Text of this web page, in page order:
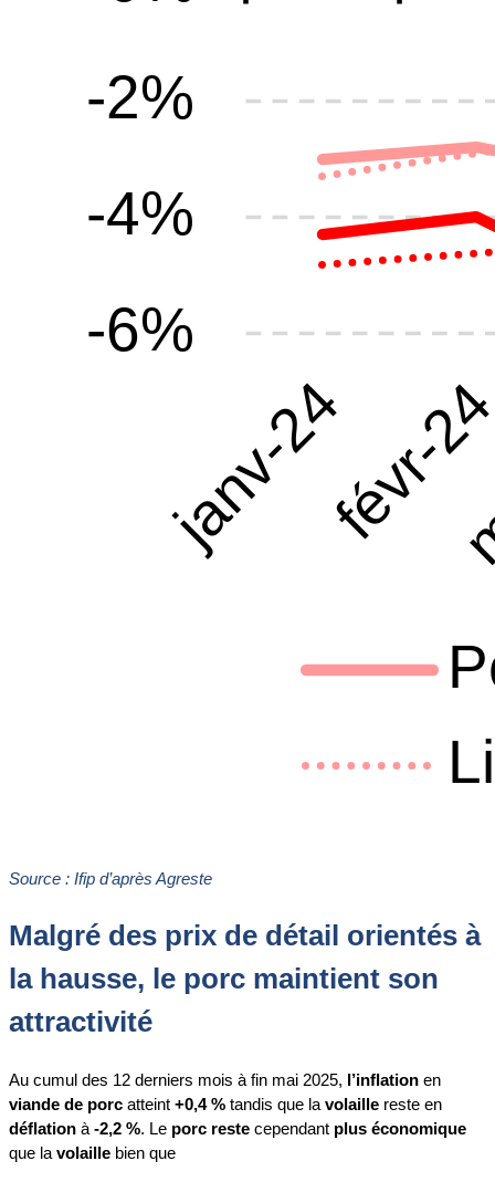
Source : Ifip d’après Agreste
Malgré des prix de détail orientés à
la hausse, le porc maintient son
attractivité
Au cumul des 12 derniers mois à fin mai 2025, l’inflation en
viande de porc atteint +0,4 % tandis que la volaille reste en
déflation à -2,2 %. Le porc reste cependant plus économique
que la volaille bien que